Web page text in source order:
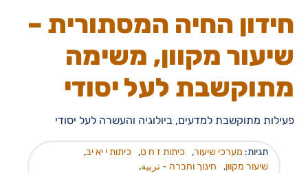
חידון החיה המסתורית –
שיעור מקוון, משימה
מתוקשבת לעל יסודי
פעילות מתוקשבת למדעים, ביולוגיה והעשרה לעל יסודי
תגיות: מערכי שיעור, כיתות ז ח ט, כיתות י יא יב,
שיעור מקוון, חינוך וחברה - تربية,